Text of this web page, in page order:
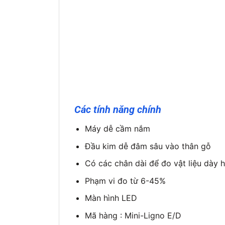
Các tính năng chính
Máy dễ cầm nắm
Đầu kim dễ đâm sâu vào thân gỗ
Có các chân dài để đo vật liệu dày
Phạm vi đo từ 6-45%
Màn hình LED
Mã hàng : Mini-Ligno E/D